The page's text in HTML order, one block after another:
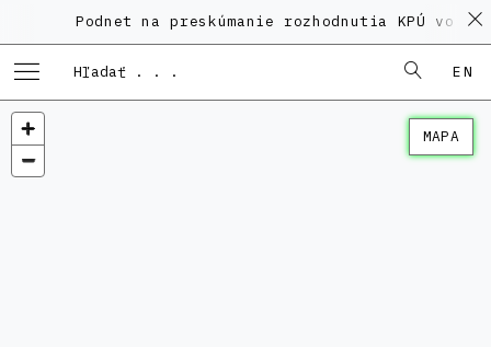
Podnet na preskúmanie rozhodnutia KPÚ vo
EN
MAPA